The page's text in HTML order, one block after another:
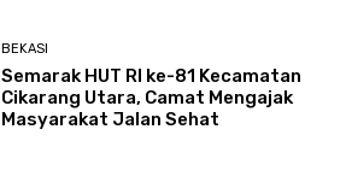
BEKASI
Semarak HUT RI ke-81 Kecamatan
Cikarang Utara, Camat Mengajak
Masyarakat Jalan Sehat